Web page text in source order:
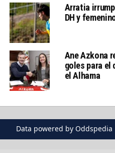
Arratia
DH y
Ane Azkona
goles para el
el Alhama
Data powered by Oddspedia